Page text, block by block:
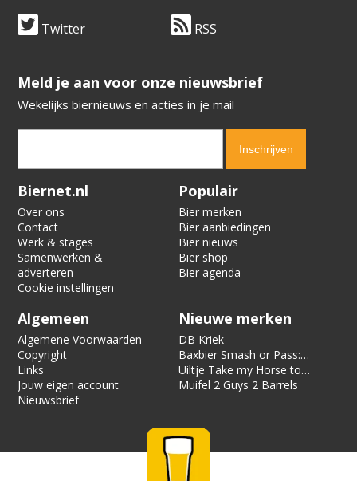
Twitter RSS
​​​​​​​Meld je aan voor onze nieuwsbrief
Wekelijks biernieuws en acties in je mail
Verification code:
Biernet.nl
Over ons
Contact
Werk & stages
Samenwerken &
adverteren
Cookie instellingen
Populair
Bier merken
Bier aanbiedingen
Bier nieuws
Bier shop
Bier agenda
Algemeen
Algemene Voorwaarden
Copyright
Links
Jouw eigen account
Nieuwsbrief
Nieuwe merken
DB Kriek
Baxbier Smash or Pass:
Strata
Uiltje Take my Horse to
the Hotel Room
Muifel 2 Guys 2 Barrels